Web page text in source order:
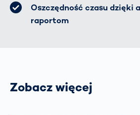
Oszczędność czasu dzięki
raportom
Zobacz więcej